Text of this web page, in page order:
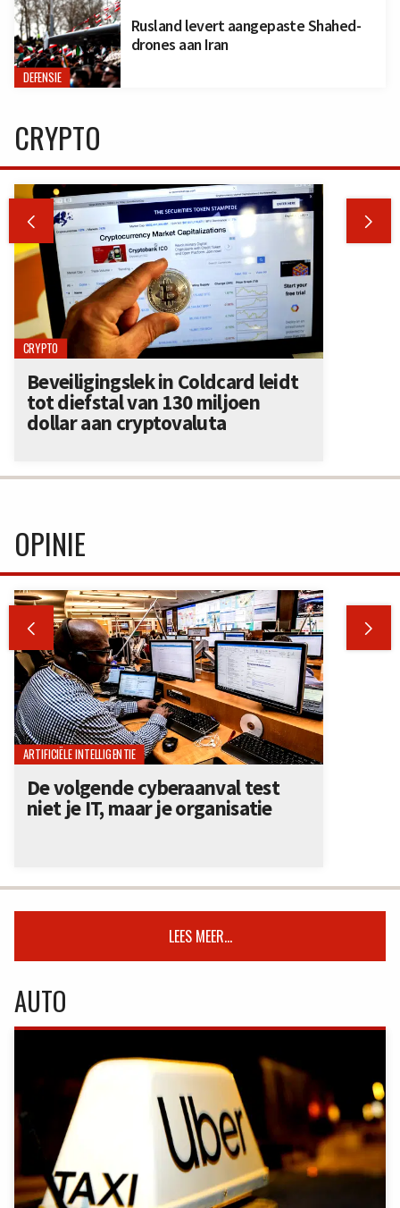
DEFENSIE
Rusland levert aangepaste Shahed-
drones aan Iran
CRYPTO
 
CRYPTO
Beveiligingslek in Coldcard leidt
tot diefstal van 130 miljoen
dollar aan cryptovaluta
OPINIE
 
ARTIFICIËLE INTELLIGENTIE
De volgende cyberaanval test
niet je IT, maar je organisatie
LEES MEER...
AUTO